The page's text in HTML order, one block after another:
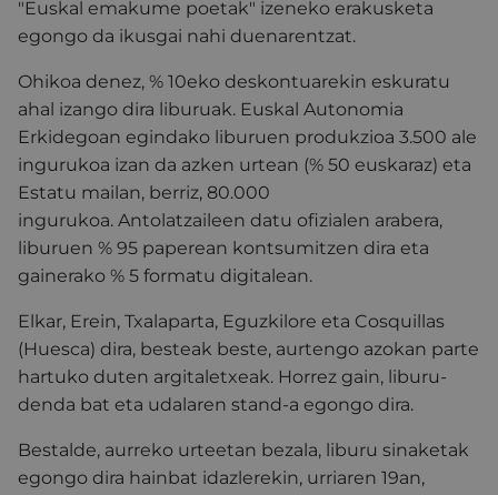
"Euskal emakume poetak" izeneko erakusketa
egongo da ikusgai nahi duenarentzat.
Ohikoa denez, % 10eko deskontuarekin eskuratu
ahal izango dira liburuak. Euskal Autonomia
Erkidegoan egindako liburuen produkzioa 3.500 ale
ingurukoa izan da azken urtean (% 50 euskaraz) eta
Estatu mailan, berriz, 80.000
ingurukoa. Antolatzaileen datu ofizialen arabera,
liburuen % 95 paperean kontsumitzen dira eta
gainerako % 5 formatu digitalean.
Elkar, Erein, Txalaparta, Eguzkilore eta Cosquillas
(Huesca) dira, besteak beste, aurtengo azokan parte
hartuko duten argitaletxeak. Horrez gain, liburu-
denda bat eta udalaren stand-a egongo dira.
Bestalde, aurreko urteetan bezala, liburu sinaketak
egongo dira hainbat idazlerekin, urriaren 19an,